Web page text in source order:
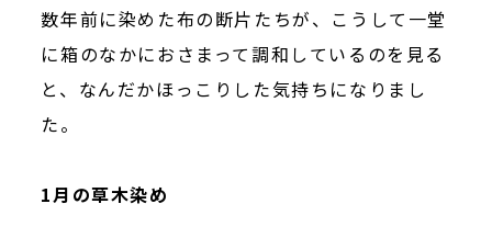
数年前に染めた布の断片たちが、こうして一堂
に箱のなかにおさまって調和しているのを見る
と、なんだかほっこりした気持ちになりまし
た。
1月の草木染め